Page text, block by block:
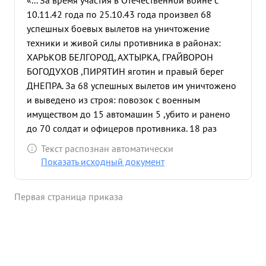
10.11.42 года по 25.10.43 года произвел 68
успешных боевых вылетов на уничтожение
техники и живой силы противника в районах:
ХАРЬКОВ БЕЛГОРОД, АХТЫРКА, ГРАЙВОРОН
БОГОДУХОВ ,ПИРЯТИН яготин и правый берег
ДНЕПРА. За 68 успешных вылетов им уничтожено
и выведено из строя: повозок с военным
имуществом до 15 автомашин 5 ,убито и ранено
до 70 солдат и офицеров противника. 18 раз
атаковывался истребителями про тивника. но
каждый раз с большим мастерством проявляя
живой силы про тивника в районе ТАМАРОВКА
Текст распознан автоматически
Показать исходный документ
Первая страница приказа